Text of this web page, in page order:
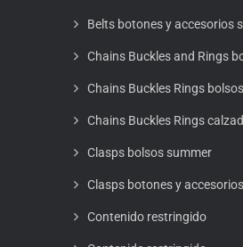
Belts botones y accesorios
Chains Buckles and Rings
Chains Buckles Rings
Chains Buckles Rings
Clasps bolsos summer
Clasps botones y
Contenido restringido